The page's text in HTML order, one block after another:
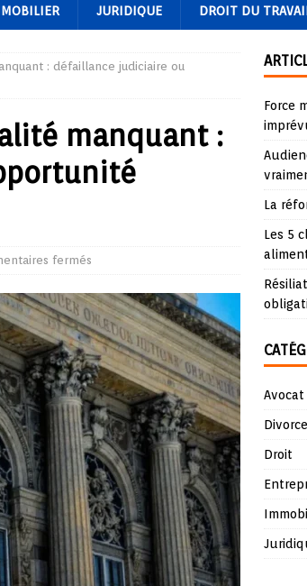
JURIDIQUE DROIT DU
: défaillance judiciaire ou
manquant :
fermés
Force
La
Les 5
Avocat
Divorce
Droit